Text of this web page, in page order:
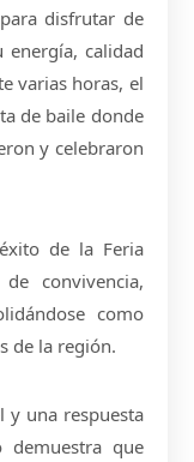
disfrutar de
energía, calidad
varias horas, el
de baile donde
y celebraron
de la Feria
convivencia,
como
de la región.
y una respuesta
demuestra que